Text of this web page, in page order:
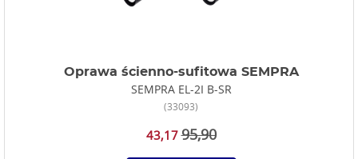
Oprawa ścienno-sufitowa SEMPRA
SEMPRA EL-2I B-SR
(33093)
43,17 95,90